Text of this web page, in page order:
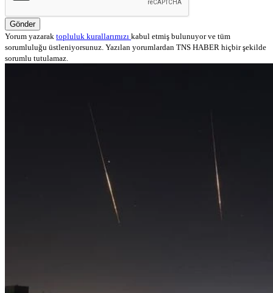
Gönder
Yorum yazarak topluluk kurallarımızı kabul etmiş bulunuyor ve tüm
sorumluluğu üstleniyorsunuz. Yazılan yorumlardan TNS HABER hiçbir şekilde
sorumlu tutulamaz.